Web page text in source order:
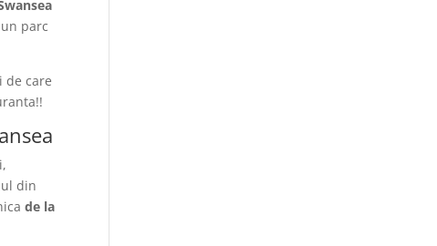
parc
de care
din
de la